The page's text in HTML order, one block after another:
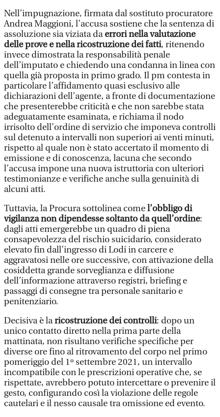
Nell’impugnazione, firmata dal sostituto procuratore
Andrea Maggioni, l’accusa sostiene che la sentenza di
assoluzione sia viziata daerrori nella valutazione
delle prove e nella ricostruzione dei fatti, ritenendo
invece dimostrata la responsabilità penale
dell’imputato e chiedendo una condanna in linea con
quella già proposta in primo grado. Il pm contesta in
particolare l’affidamento quasi esclusivo alle
dichiarazioni dell’agente, a fronte di documentazione
che presenterebbe criticità e che non sarebbe stata
adeguatamente esaminata, e richiama il nodo
irrisolto dell’ordine di servizio che imponeva controlli
sul detenuto a intervalli non superiori ai venti minuti,
rispetto al quale non è stato accertato il momento di
emissione e di conoscenza, lacuna che secondo
l’accusa impone una nuova istruttoria con ulteriori
testimonianze e verifiche anche sulla genuinità di
alcuni atti.
Tuttavia, la Procura sottolinea comel’obbligo di
vigilanza non dipendesse soltanto da quell’ordine:
dagli atti emergerebbe un quadro di piena
consapevolezza del rischio suicidario, considerato
elevato fin dall’ingresso di Lodi in carcere e
aggravatosi nelle ore successive, con attivazione della
cosiddetta grande sorveglianza e diffusione
dell’informazione attraverso registri, briefing e
passaggi di consegne tra personale sanitario e
penitenziario.
Decisiva è laricostruzione dei controlli: dopo un
unico contatto diretto nella prima parte della
mattinata, non risultano verifiche specifiche per
diverse ore fino al ritrovamento del corpo nel primo
pomeriggio del 1º settembre 2021, un intervallo
incompatibile con le prescrizioni operative che, se
rispettate, avrebbero potuto intercettare o prevenire il
gesto, configurando così la violazione delle regole
cautelari e il nesso causale tra omissione ed evento.